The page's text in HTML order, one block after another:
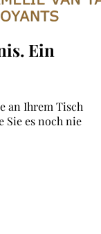
Ein
an Ihrem Tisch
es noch nie